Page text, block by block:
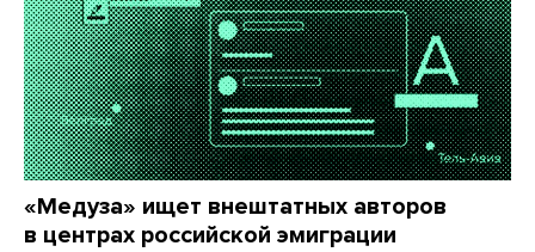
«Медуза» ищет внештатных авторов
в центрах российской эмиграции